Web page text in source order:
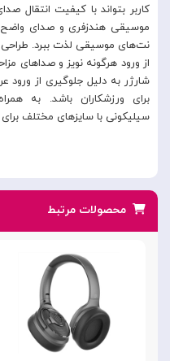
کاربر بتواند با کیفیت انتقال
موسیقی هندزفری و صدای
نت‌های موسیقی لذت ببرد.
از ورود هرگونه نویز و صداهای
شارژر به دلیل جلوگیری از
برای ورزشکاران باشد. به
سیلیکونی با سایزهای مختلف برای
محصولات مرتبط